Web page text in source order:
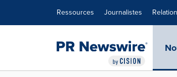
Ressources Journalistes